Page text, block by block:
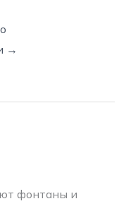
→
фонтаны и